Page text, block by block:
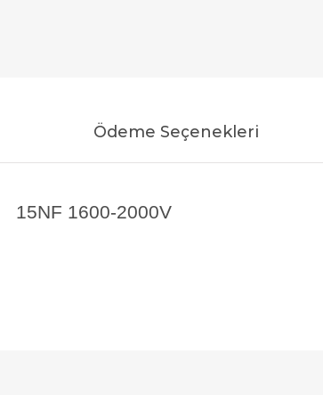
Ödeme Seçenekleri
15NF 1600-2000V